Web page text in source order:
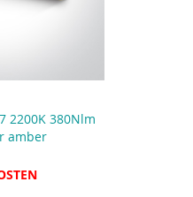
2200K 380Nlm
amber